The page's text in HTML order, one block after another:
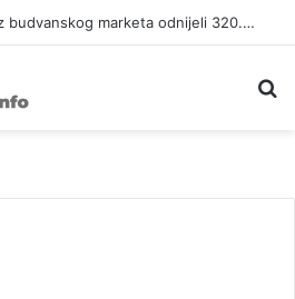
Kašiković: Zajedničkim snagama sačuvani ljudski životi i imovina